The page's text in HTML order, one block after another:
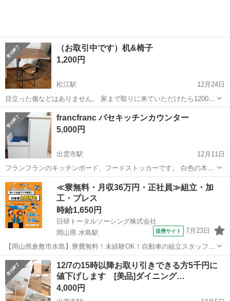
（お取引中です）机&椅子
1,200円
松江駅
12月24日
目立った傷などはありません。 家まで取りに来ていただけたら1200円
でお譲りします！
島根 松江市 ダイニングセット ありません
francfranc パセキッチンカウンター
5,000円
出雲市駅
12月11日
フランフランのキッチンボード、フードストッカーです。 白色の木製
で、お部屋を明るく上品に演出します。 公式サイトにて46,000円で販
売されているものです。 12/18までにお引渡し可能な方からのお問い
合わせお...
島根 出雲市 出雲市駅 ダイニングセット francfranc
≪寮無料・月収36万円・正社員≫組立・加
工・プレス
時給1,650円
日研トータルソーシング株式会社
岡山県 水島駅
提携サイト 7月23日
【岡山県倉敷市水島】寮費無料！未経験OK！自動車の組立スタッフ
《お仕事No.NS0089》 お仕事について 車の組立作業です。専用レール
に乗って流れてくる車の骨組みに、車内外の各部品・ハンドル・足回
り・ドア・シートなどの各...
岡山 倉敷市 その他
12/7の15時以降お取り引きできる方5千円に
値下げします [美品]ダイニング…
4,000円